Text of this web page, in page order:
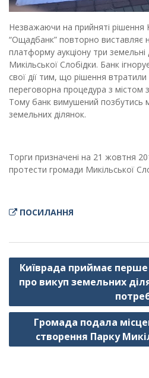
Незважаючи на прийняті
“Ощадбанк” повторно виставляє
платформу аукціону три земельні
Микільської Слобідки. Банк
свої дії тим, що рішення
переговорна процедура з містом
Тому банк вимушений позбутись
земельних ділянок.
Торги призначені на 21 жовтня
протести громади Микільської
ПОСИЛАННЯ
Навігація
записів
Київрада приймає
про викуп земельних
Громада подала
створення Парку